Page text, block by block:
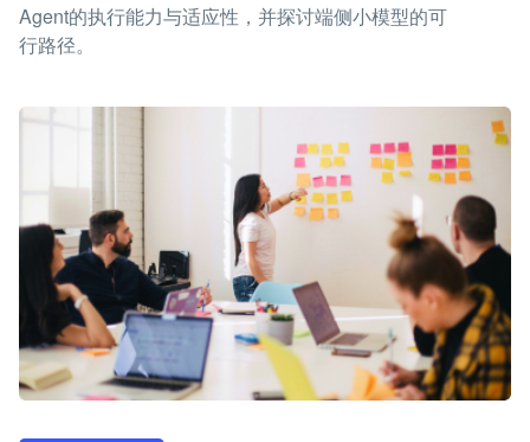
Agent的执行能力与适应性，并探讨端侧小模型的可
行路径。